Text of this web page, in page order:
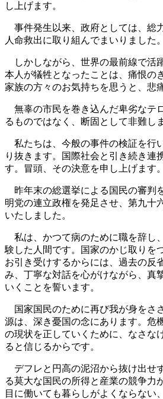
し上げます。
事件発生以来、政府としては、総
人命救出に取り組んでまいりました。
しかしながら、世界の最前線で活
本人が犠牲となったことは、痛恨の
家族の方々のお気持ちを思うと、悲
無辜の市民を巻き込んだ卑劣なテ
るものではなく、断固として非難し
私たちは、今般の事件の検証を行
り抜きます。国際社会と引き続き連
す。冒頭、その決意を申し上げます。
昨年末の総選挙による国民の審判
明党の連立政権を発足させ、第九十
いたしました。
私は、かつて病のために職を辞し
験した人間です。国家のかじ取りを
お引き受けするからには、過去の反
み、丁寧な対話を心がけながら、真
いくことを誓います。
国家国民のために再び我が身をさ
源は、深き憂国の念にあります。危
の現状を正していくために、なさな
ると信じるからです。
デフレと円高の泥沼から抜け出せ
る莫大な国民の所得と産業の競争力
目に働いても暮らしがよくならない